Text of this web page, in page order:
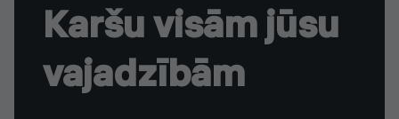
Karšu visām jūsu
vajadzībām